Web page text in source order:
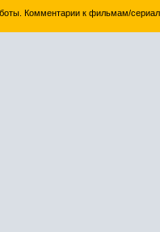
Комментарии к фильмам/